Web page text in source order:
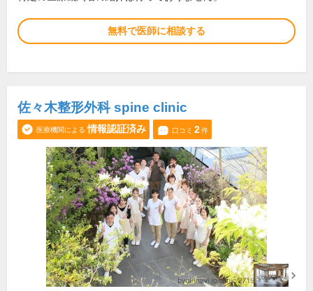
無料で医師に相談する
佐々木整形外科 spine clinic
医療機関による 情報認証済み 口コミ 2件